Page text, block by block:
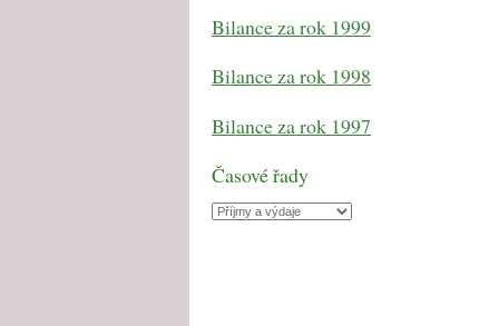
Bilance za rok 1999
Bilance za rok 1998
Bilance za rok 1997
Časové řady